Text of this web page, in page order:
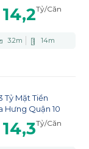
14,2Tỷ/Căn
3.2m 14m
Tỷ Mặt Tiền
Hưng Quận 10
14,3Tỷ/Căn